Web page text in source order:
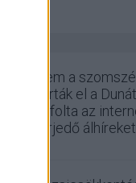
Nem a
zárták el a
cáfolta az
terjedő álhíreket